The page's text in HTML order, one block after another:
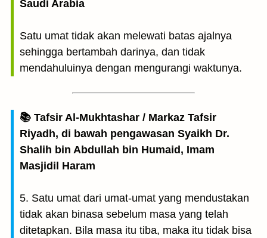
Saudi Arabia
Satu umat tidak akan melewati batas ajalnya
sehingga bertambah darinya, dan tidak
mendahuluinya dengan mengurangi waktunya.
📚 Tafsir Al-Mukhtashar / Markaz Tafsir
Riyadh, di bawah pengawasan Syaikh Dr.
Shalih bin Abdullah bin Humaid, Imam
Masjidil Haram
5. Satu umat dari umat-umat yang mendustakan
tidak akan binasa sebelum masa yang telah
ditetapkan. Bila masa itu tiba, maka itu tidak bisa